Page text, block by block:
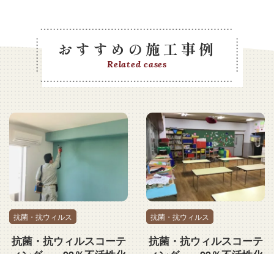
おすすめの施工事例
Related cases
抗菌・抗ウィルス
抗菌・抗ウィルスコーテ
抗菌・抗ウィルス
抗菌・抗ウィルスコーテ